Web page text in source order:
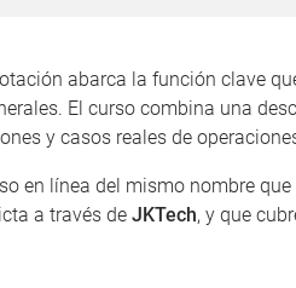
abarca la función clave
El curso combina una
y casos reales de
en línea del mismo nombre que
a través de JKTech, y que